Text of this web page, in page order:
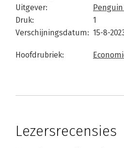
Uitgever:
Druk:
1
Verschijningsdatum: 15-8-
Hoofdrubriek:
Lezersrecensies